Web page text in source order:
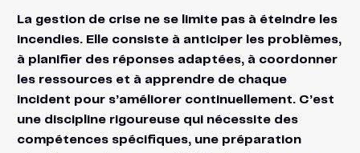
La gestion de crise ne se limite pas à éteindre les
incendies. Elle consiste à anticiper les problèmes,
à planifier des réponses adaptées, à coordonner
les ressources et à apprendre de chaque
incident pour s’améliorer continuellement. C’est
une discipline rigoureuse qui nécessite des
compétences spécifiques, une préparation